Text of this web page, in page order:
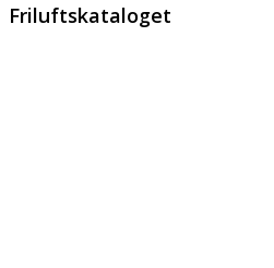
Friluftskataloget